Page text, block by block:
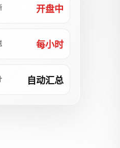
开盘中
每小时
自动汇总